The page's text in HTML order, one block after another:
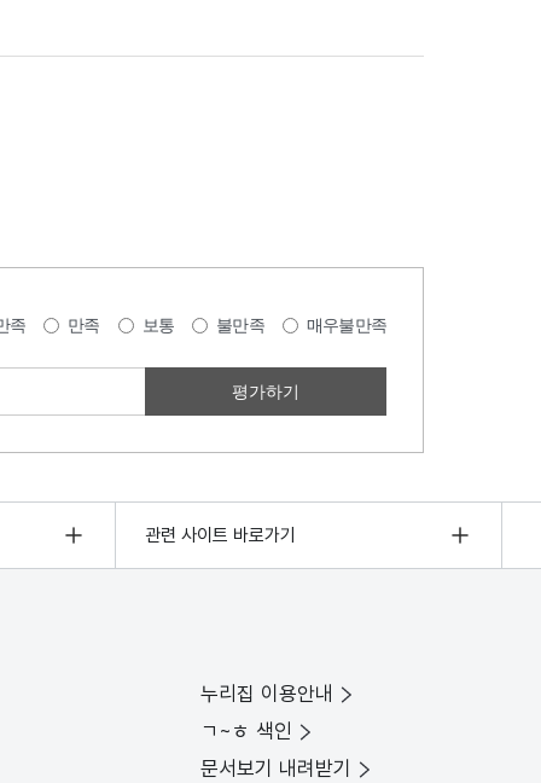
족 만족 보통 불만족 매우불만족
관련 사이트 바로가기
누리집 이용안내
ㄱ~ㅎ 색인
문서보기 내려받기